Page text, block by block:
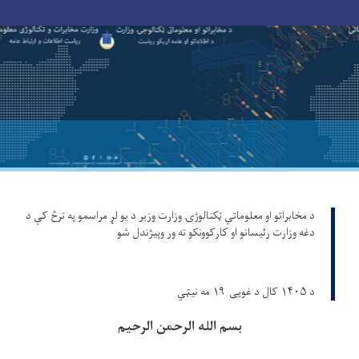
Skip
د مخابراتو او معلوماتي ټکنالوژۍ وزارت وزیر د یو لړ مراسمو په ترڅ کې د
دغه وزارت رئیسانو او کارکوونکو ته ور وپیژندل شو
د ۱۴۰۵ کال د غویی ۱۹ مه نیټي
بسم الله الرحمن الرحیم